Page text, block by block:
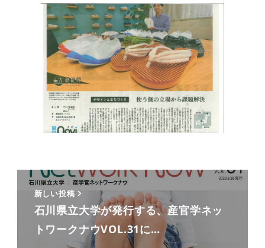
新しい投稿
石川県立大学が発行する、産官学ネッ
トワークナウVOL.31に…